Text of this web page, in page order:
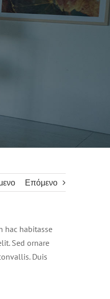
Επόμενο
hac habitasse
Sed ornare
Duis